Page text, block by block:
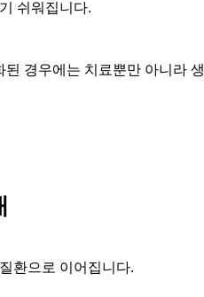
쉬워집니다.
경우에는 치료뿐만 아니라 생
환으로 이어집니다.